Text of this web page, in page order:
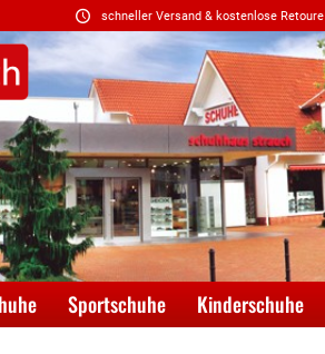
schneller Versand & kostenlose Retoure
Sportschuhe Kinderschuhe